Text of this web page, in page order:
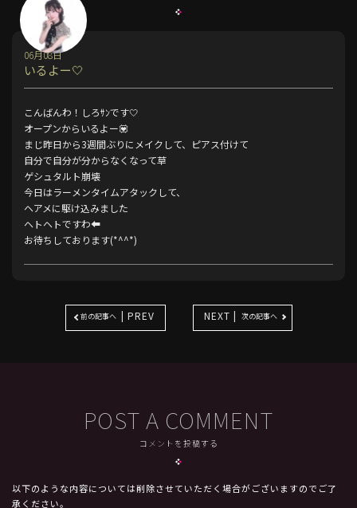
いるよー🤍
06月08日
こんばんわ！しろｻﾝです🤍
オープンからいるよー💟
まじ昨日から3週間ぶりにメイクして、ピアス付けて
自分で自分が分からなくなって草
ゲシュタルト崩壊
今日はラーメンタイムアタックして、
ヘアメに駆け込みました
ヘトヘトですわ⬅️
お待ちしております(*^^*)
前の記事へ | PREV NEXT | 次の記事へ
POST A COMMENT
コメントを投稿する
以下のような内容については削除させていただく場合がございますのでご了
承ください。